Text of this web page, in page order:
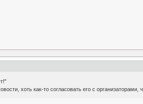
хоть как-то согласовать его с организаторами,